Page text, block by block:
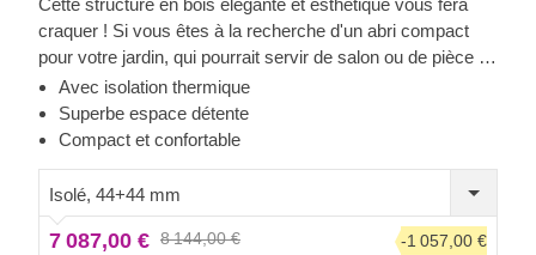
Cette structure en bois élégante et esthétique vous fera
craquer ! Si vous êtes à la recherche d'un abri compact
pour votre jardin, qui pourrait servir de salon ou de pièce de
rangement, vous venez peut-être de tomber sur la perle
rare. L'abri en bois OLYMP s'adaptera parfaitement à la
plus petite parcelle de terrain et vous offrira un bel espace
Avec isolation thermique
Superbe espace détente
Compact et confortable
Isolé, 44+44 mm
7 087,00 € 8 144,00 € -1 057,00 €